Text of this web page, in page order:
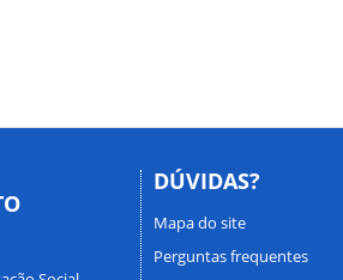
DÚVIDAS?
Mapa do site
Perguntas frequentes